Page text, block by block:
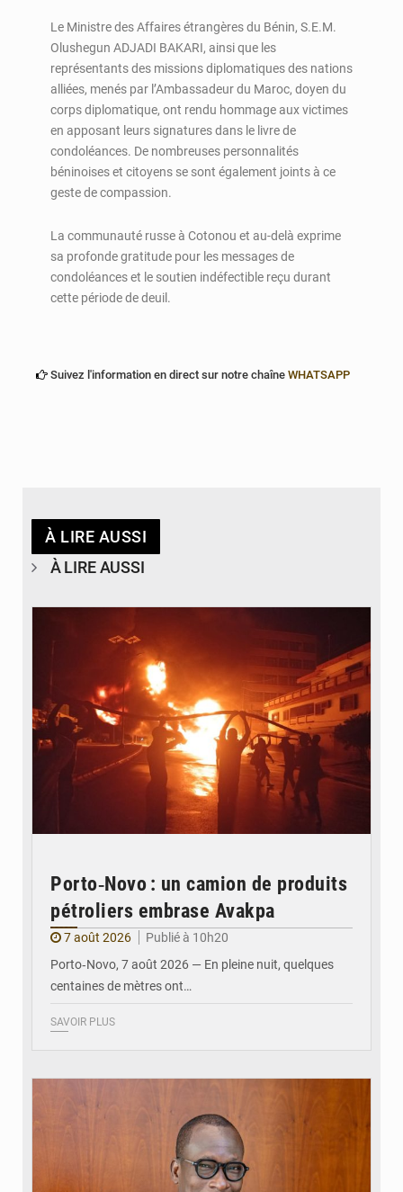
Le Ministre des Affaires étrangères du Bénin, S.E.M.
Olushegun ADJADI BAKARI, ainsi que les
représentants des missions diplomatiques des nations
alliées, menés par l’Ambassadeur du Maroc, doyen du
corps diplomatique, ont rendu hommage aux victimes
en apposant leurs signatures dans le livre de
condoléances. De nombreuses personnalités
béninoises et citoyens se sont également joints à ce
geste de compassion.
La communauté russe à Cotonou et au-delà exprime
sa profonde gratitude pour les messages de
condoléances et le soutien indéfectible reçu durant
cette période de deuil.
Suivez l'information en direct sur notre chaîne WHATSAPP
À LIRE AUSSI
À LIRE AUSSI
Porto‑Novo : un camion de produits
pétroliers embrase Avakpa
7 août 2026
Publié à 10h20
Porto‑Novo, 7 août 2026 — En pleine nuit, quelques
centaines de mètres ont…
SAVOIR PLUS